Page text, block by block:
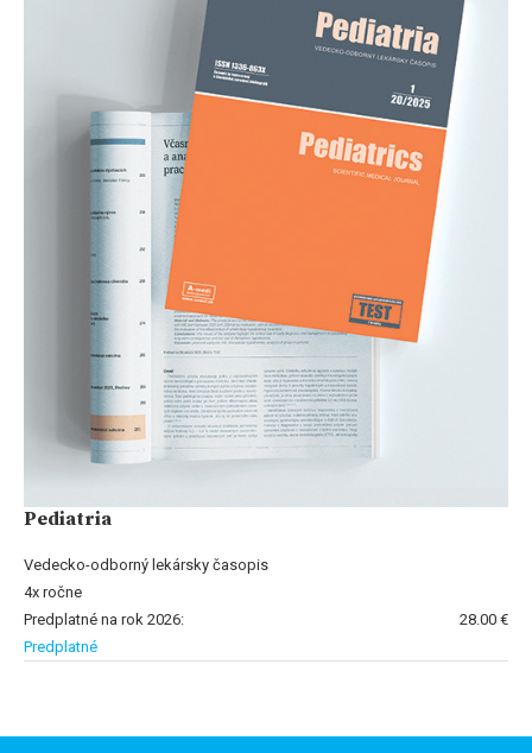
Pediatria
Vedecko-odborný lekársky časopis
4x ročne
Predplatné na rok 2026:
28.00 €
Predplatné